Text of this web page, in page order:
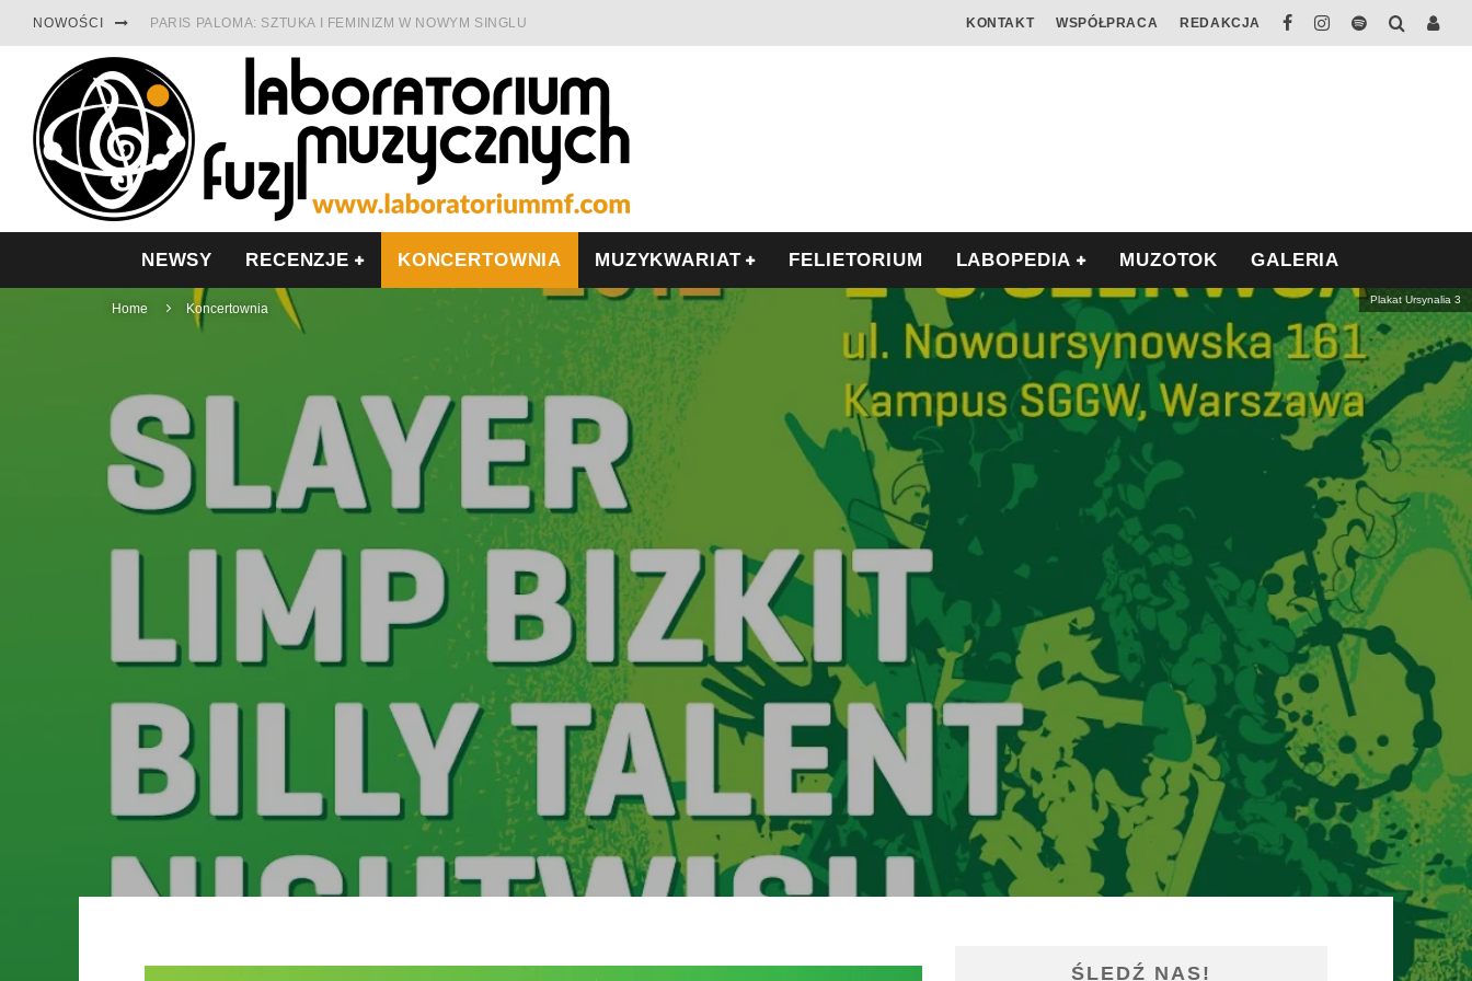
NOWOŚCI PARIS PALOMA: SZTUKA I FEMINIZM W NOWYM SINGLU
TABULA RASA Z SINGLEM DIAMENTY. SAMOTNOŚĆ I OPÓR
CINNAMON GUM MIĘDZY SOULEM A PAMIĘCIĄ
FRANCUSKI PROG METAL WEDŁUG DUALISIS
LESZEK KUŁAKOWSKI NAGRAŁ JAZZFONIĘ O POLSCE
KONTAKT WSPÓŁPRACA REDAKCJA
NEWSY RECENZJE KONCERTOWNIA MUZYKWARIAT FELIETORIUM LABOPEDIA MUZOTOK GALERIA
Home Koncertownia
Plakat Ursynalia 3
ŚLEDŹ NAS!